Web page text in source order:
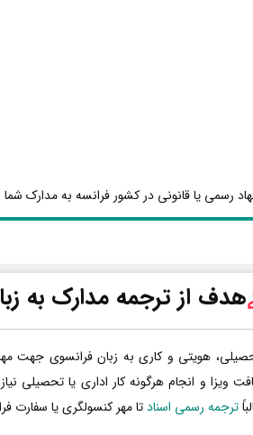
رسمی یا قانونی در کشور فرانسه به مدارک شما
هدف از ترجمه مدارک به
هویتی و کاری به زبان فرانسوی جهت
ویزا و انجام هرگونه کار اداری یا تحصیلی
ترجمه رسمی اسنادتا مهر کنسولگری یا سفارت